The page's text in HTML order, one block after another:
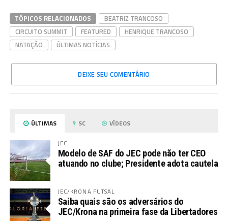
TÓPICOS RELACIONADOS
BEATRIZ TRANCOSO
CIRCUITO SUMMIT
FEATURED
HENRIQUE TRANCOSO
NATAÇÃO
ÚLTIMAS NOTÍCIAS
DEIXE SEU COMENTÁRIO
ÚLTIMAS SC VÍDEOS
JEC
Modelo de SAF do JEC pode não ter CEO
atuando no clube; Presidente adota cautela
JEC/KRONA FUTSAL
Saiba quais são os adversários do
JEC/Krona na primeira fase da Libertadores